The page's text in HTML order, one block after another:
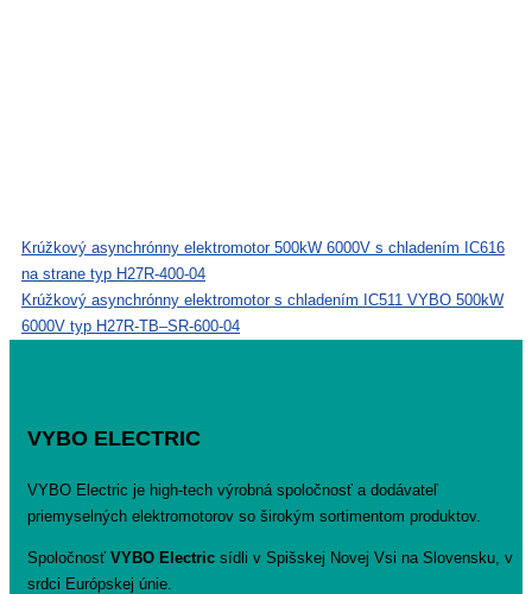
Krúžkový asynchrónny elektromotor 500kW 6000V s chladením IC616
na strane typ H27R-400-04
Krúžkový asynchrónny elektromotor s chladením IC511 VYBO 500kW
6000V typ H27R-TB–SR-600-04
VYBO ELECTRIC
VYBO Electric je high-tech výrobná spoločnosť a dodávateľ
priemyselných elektromotorov so širokým sortimentom produktov.
Spoločnosť VYBO Electric sídli v Spišskej Novej Vsi na Slovensku, v
srdci Európskej únie.